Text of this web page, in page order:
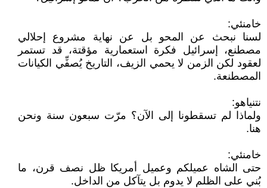
خامنئي:
لسنا نبحث عن المحو بل عن نهاية مشروع إحلالي
مصطنع، إسرائيل فكرة استعمارية مؤقتة، قد تستمر
لعقود لكن الزمن لا يحمي الزيف، التاريخ يُصفِّي الكيانات
المصطنعة.
نتنياهو:
ولماذا لم تسقطونا إلى الآن؟ مرّت سبعون سنة ونحن
هنا.
خامنئي:
حتى الشاه عميلكم وعميل أمريكا ظل نصف قرن، ما
بُني على الظلم لا يدوم بل يتآكل من الداخل.